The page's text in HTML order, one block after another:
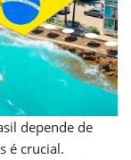
depende de
é crucial.